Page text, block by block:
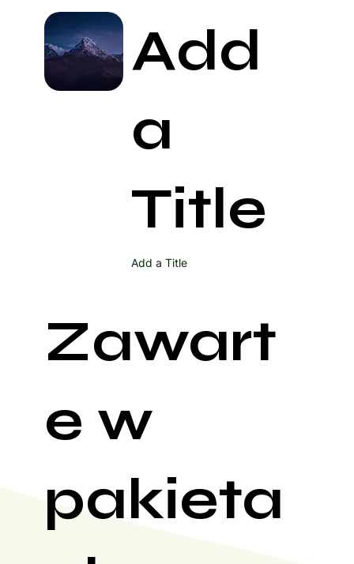
Add
a
Title
Add a Title
Zawart
e w
pakieta